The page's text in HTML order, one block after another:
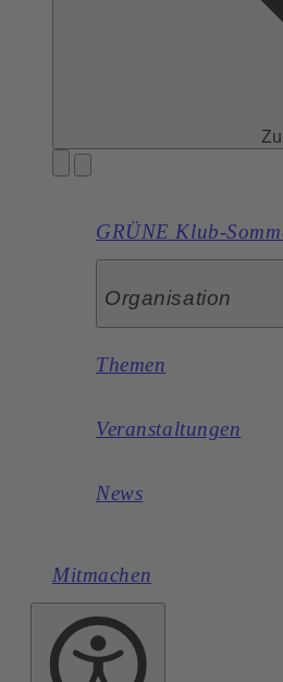
GRÜNE Klub-
Organisation
Themen
Veranstaltungen
News
Mitmachen